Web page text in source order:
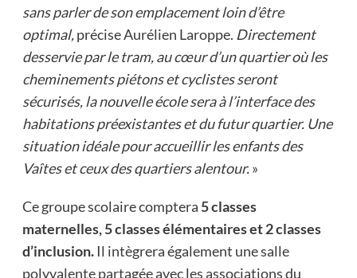
sans parler de son emplacement loin d’être
optimal,précise Aurélien Laroppe. Directement
desservie par le tram, au cœur d’un quartier où les
cheminements piétons et cyclistes seront
sécurisés, la nouvelle école sera à l’interface des
habitations préexistantes et du futur quartier. Une
situation idéale pour accueillir les enfants des
Vaîtes et ceux des quartiers alentour.»
Ce groupe scolaire comptera 5 classes
maternelles, 5 classes élémentaires et 2 classes
d’inclusion.Il intègrera également une salle
polyvalente partagée avec les associations du